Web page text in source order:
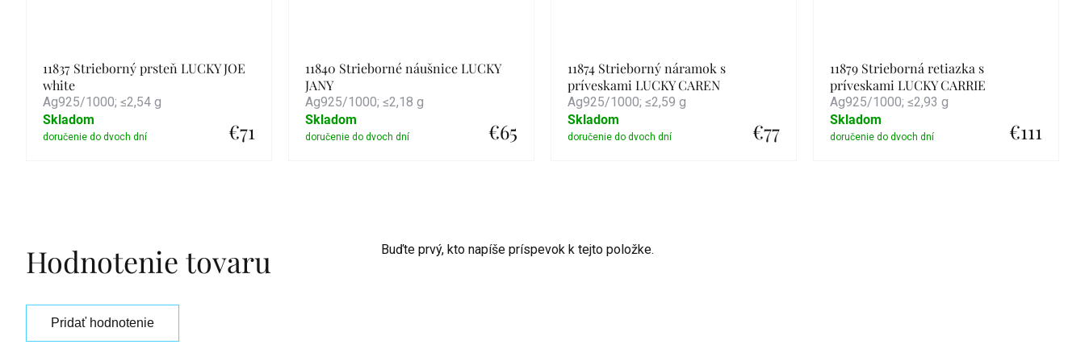
11837 Strieborný prsteň LUCKY JOE
white
Ag925/1000; ≤2,54 g
€71
Skladom
11840 Strieborné náušnice LUCKY
JANY
Ag925/1000; ≤2,18 g
€65
Skladom
11874 Strieborný náramok s
príveskami LUCKY CAREN
Ag925/1000; ≤2,59 g
€77
Skladom
11879 Strieborná retiazka s
príveskami LUCKY CARRIE
Ag925/1000; ≤2,93 g
€111
Skladom
Hodnotenie tovaru Buďte prvý, kto napíše príspevok k tejto položke.
Pridať hodnotenie